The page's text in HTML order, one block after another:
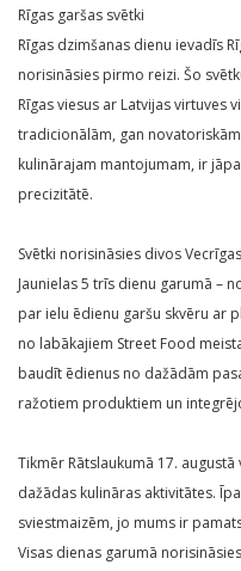
Rīgas garšas svētki
Rīgas dzimšanas dienu ievadīs
norisināsies pirmo reizi. Šo
Rīgas viesus ar Latvijas virtuves
tradicionālām, gan
kulinārajam mantojumam, ir
precizitātē.
Svētki norisināsies divos
Jaunielas 5 trīs dienu garumā –
par ielu ēdienu garšu skvēru ar
no labākajiem Street Food
baudīt ēdienus no dažādām
ražotiem produktiem un
Tikmēr Rātslaukumā 17.
dažādas kulināras aktivitātes.
sviestmaizēm, jo mums ir
Visas dienas garumā